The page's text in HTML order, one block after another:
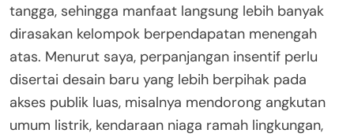
tangga, sehingga manfaat langsung lebih banyak
dirasakan kelompok berpendapatan menengah
atas. Menurut saya, perpanjangan insentif perlu
disertai desain baru yang lebih berpihak pada
akses publik luas, misalnya mendorong angkutan
umum listrik, kendaraan niaga ramah lingkungan,